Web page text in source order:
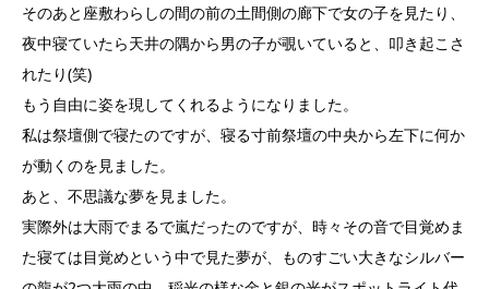
そのあと座敷わらしの間の前の土間側の廊下で女の子を見たり、
夜中寝ていたら天井の隅から男の子が覗いていると、叩き起こさ
れたり(笑)
もう自由に姿を現してくれるようになりました。
私は祭壇側で寝たのですが、寝る寸前祭壇の中央から左下に何か
が動くのを見ました。
あと、不思議な夢を見ました。
実際外は大雨でまるで嵐だったのですが、時々その音で目覚めま
た寝ては目覚めという中で見た夢が、ものすごい大きなシルバー